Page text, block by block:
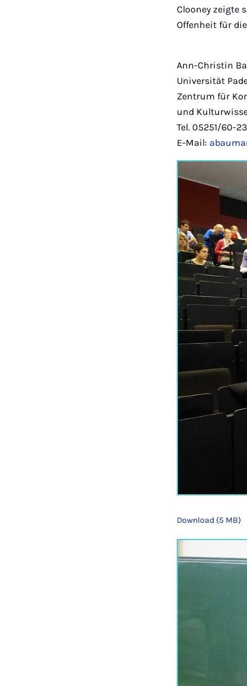
Clooney zeigte
Offenheit für
Ann-Christin
Universität
Zentrum für
und
Tel. 05251/60-
E-Mail:
Download (5 MB)